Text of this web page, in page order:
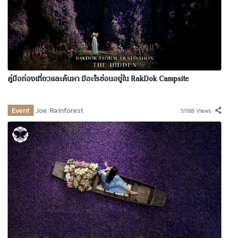
คู่มือท่องเที่ยวและค้นหา มีอะไรซ่อนอยู่ใน RakDok Campsite
Event Joe Rainforest 51188 Views